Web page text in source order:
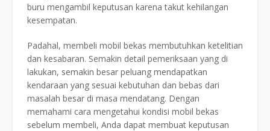
buru mengambil keputusan karena takut kehilangan
kesempatan.
Padahal, membeli mobil bekas membutuhkan ketelitian
dan kesabaran. Semakin detail pemeriksaan yang di
lakukan, semakin besar peluang mendapatkan
kendaraan yang sesuai kebutuhan dan bebas dari
masalah besar di masa mendatang. Dengan
memahami cara mengetahui kondisi mobil bekas
sebelum membeli, Anda dapat membuat keputusan